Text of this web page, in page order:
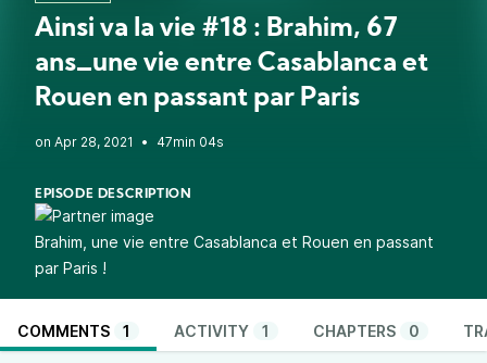
Ainsi va la vie #18 : Brahim, 67
ans_une vie entre Casablanca et
Rouen en passant par Paris
• 47min 04s
EPISODE DESCRIPTION
Brahim, une vie entre Casablanca et Rouen en passant
par Paris !
COMMENTS 1 ACTIVITY 1 CHAPTERS 0